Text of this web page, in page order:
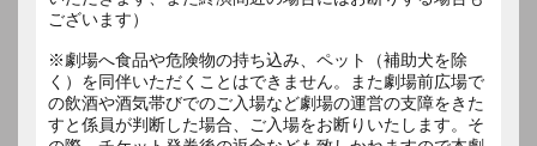
ございます）
※劇場へ食品や危険物の持ち込み、ペット（補助犬を除
く）を同伴いただくことはできません。また劇場前広場で
の飲酒や酒気帯びでのご入場など劇場の運営の支障をきた
すと係員が判断した場合、ご入場をお断りいたします。そ